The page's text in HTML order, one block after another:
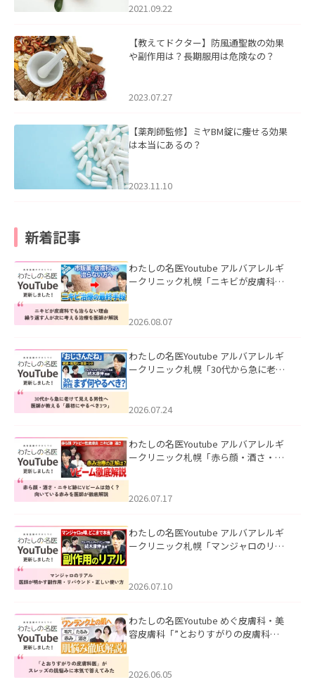
2021.09.22
【教えてドクター】防風通聖散の効果
や副作用は？長期服用は危険なの？
2023.07.27
【薬剤師監修】ミヤBM錠に痩せる効果
は本当にあるの？
2023.11.10
新着記事
わたしの名医Youtube アルバアレルギ
ークリニック札幌「ニキビが皮膚科で
ました。
2026.08.07
わたしの名医Youtube アルバアレルギ
ークリニック札幌「30代から急に老け
た。
2026.07.24
わたしの名医Youtube アルバアレルギ
ークリニック札幌「赤ら顔・酒さ・ニ
した。
2026.07.17
わたしの名医Youtube アルバアレルギ
ークリニック札幌「マンジャロのリア
た。
2026.07.10
わたしの名医Youtube めぐ皮膚科・美
容皮膚科「”とおりすがりの皮膚科
2026.06.05